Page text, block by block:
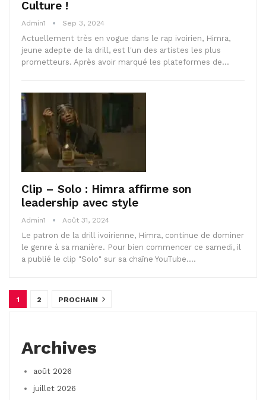
Culture !
Admin1 Sep 3, 2024
Actuellement très en vogue dans le rap ivoirien, Himra,
jeune adepte de la drill, est l'un des artistes les plus
prometteurs. Après avoir marqué les plateformes de…
Clip – Solo : Himra affirme son
leadership avec style
Admin1 Août 31, 2024
Le patron de la drill ivoirienne, Himra, continue de dominer
le genre à sa manière. Pour bien commencer ce samedi, il
a publié le clip "Solo" sur sa chaîne YouTube.…
1 2 PROCHAIN
Archives
août 2026
juillet 2026